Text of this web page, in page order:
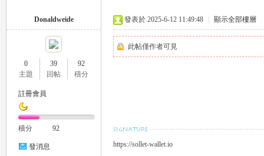
薦
Donaldweide
0
主題
39
回帖
92
積分
註冊會員
積分 92
發消息
發表於 2025-6-12 11:49:48 顯示全部樓層
此帖僅作者可見
https://sollet-wallet.io